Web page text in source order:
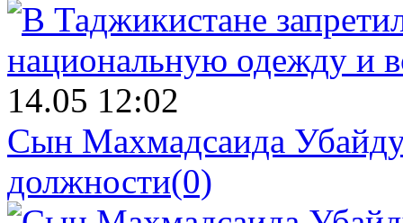
14.05 12:02
Сын Махмадсаида
должности(0)